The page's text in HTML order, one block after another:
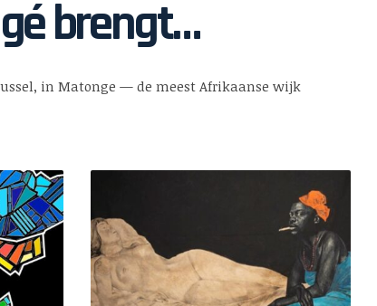
brengt
curatoren
samen
artistieke
in Matonge — de meest Afrikaanse wijk